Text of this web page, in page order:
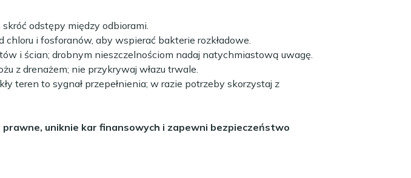
odstępy między odbiorami.
chloru i fosforanów, aby wspierać bakterie rozkładowe.
i ścian; drobnym nieszczelnościom nadaj natychmiastową uwagę.
z drenażem; nie przykrywaj włazu trwale.
teren to sygnał przepełnienia; w razie potrzeby skorzystaj z
uniknie kar finansowych i zapewni bezpieczeństwo